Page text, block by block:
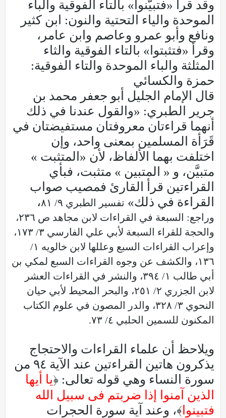
وقد قرأ «فتبيَّنوا» بالتاء الفوقية والباء
الموحدة والياء التحتية والنون: ابن كثير
ونافع وأبو عمرو وعاصم وابن عامر،
وقرأ «فتثبتوا» بالتاء الفوقية والثاء
المثلثة والباء الموحدة والتاء الفوقية:
حمزة والكسائي
قال الإمام الجليل أبو جعفر محمد بن
جرير الطبري: «والقول عندنا في ذلك
أنهما قراءتان معروفتان مستفيضتان في
قَرَأة المسلمين بمعنى واحد، وإن
اختلفت بهما الألفاظ، لأن «المتثبت »
متبيَّن، و « المتبين » متثبت، فبأي
القراءتين قرأ القارئ فمصيب صواب
القراءة في ذلك» تفسير الطبري ٩/ ٨١ ،
وراجع: السبعة في القراءات لابن مجاهد ص ٢٣٦،
والحجة للقراء السبعة لأبي علي الفارسي ٣/ ١٧٣،
وإعراب القراءات السبع وعللها لابن خالويه ١/
١٣٦، والكشف عن وجوه القراءات السبع لمكي بن
أبي طالب ١/ ٣٩٤، والنشر في القراءات العشر
لابن الجزري ٢/ ٢٥١، والبحر المحيط لأبي حيان
النحوي ٣/ ٣٢٨، والدر المصون في علوم الكتاب
المكنون للسمين الحلبي ٤/ ٧٣.
ويلاحظ أن علماء القراءات والاحتجاج
يذكرون هاتين القراءتين عند الآية ٩٤ من
سورة النساء وهي قوله تعالى: ﴿يا أيها
الذين آمنوا إذا ضربتم فى سبيل الله
فتبينوا ﴾، وعند آية سورة الحجرات